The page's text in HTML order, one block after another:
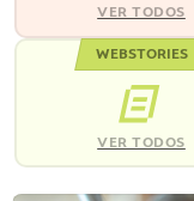
VER TODOS
WEBSTORIES
VER TODOS